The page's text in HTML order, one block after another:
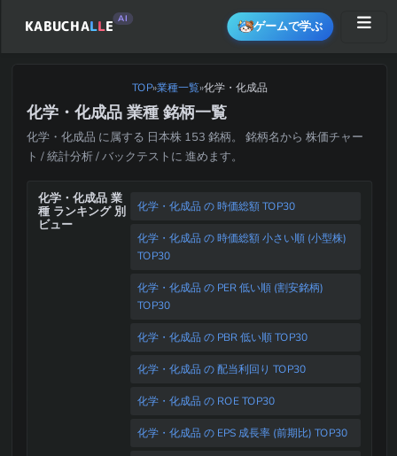
KABUCHALLE AI
ゲームで学ぶ
TOP»業種一覧»化学・化成品
化学・化成品 業種 銘柄一覧
化学・化成品 に属する 日本株 153 銘柄。 銘柄名から 株価チャー
ト / 統計分析 / バックテストに 進めます。
化学・化成品 業
種 ランキング 別
ビュー
化学・化成品 の 時価総額 TOP30
化学・化成品 の 時価総額 小さい順 (小型株)
TOP30
化学・化成品 の PER 低い順 (割安銘柄)
TOP30
化学・化成品 の PBR 低い順 TOP30
化学・化成品 の 配当利回り TOP30
化学・化成品 の ROE TOP30
化学・化成品 の EPS 成長率 (前期比) TOP30